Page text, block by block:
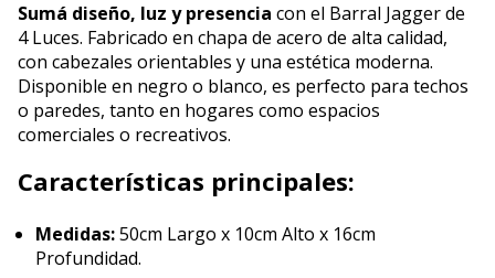
Sumá diseño, luz y presencia con el Barral Jagger de
4 Luces. Fabricado en chapa de acero de alta calidad,
con cabezales orientables y una estética moderna.
Disponible en negro o blanco, es perfecto para techos
o paredes, tanto en hogares como espacios
comerciales o recreativos.
Características principales:
Medidas:50cm Largo x 10cm Alto x 16cm
Profundidad.